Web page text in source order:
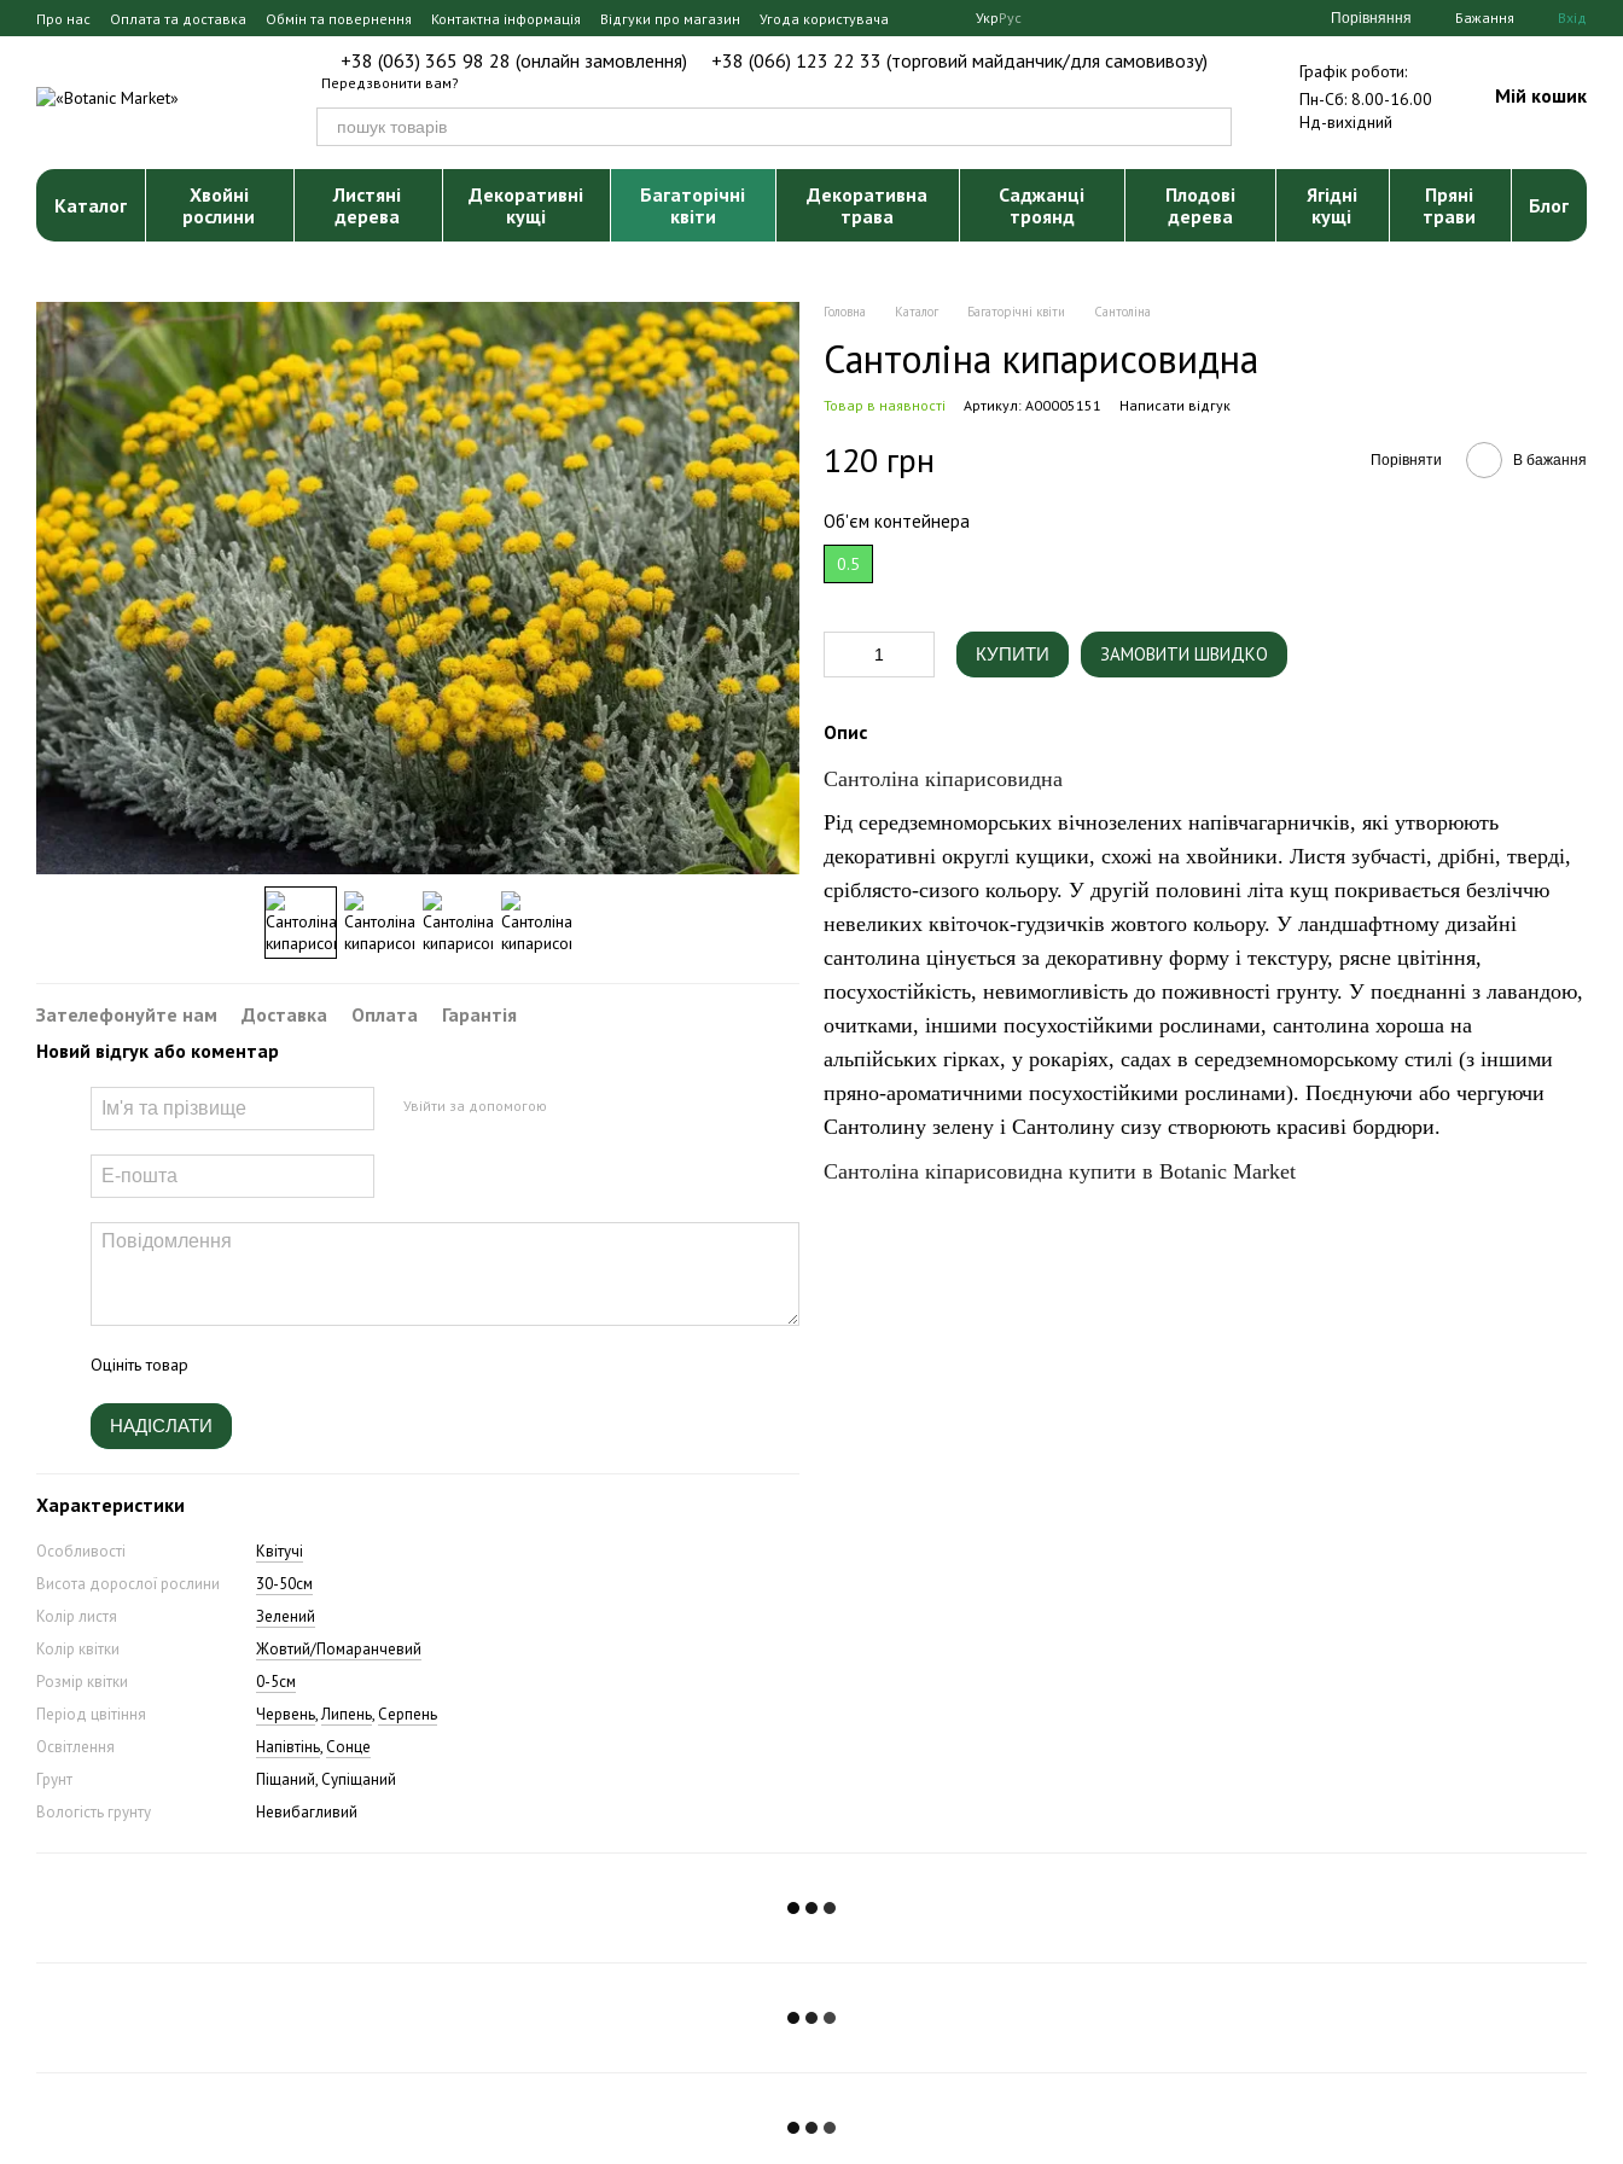
Перейти до основного контенту
Про нас Оплата та доставка Обмін та повернення Контактна інформація Відгуки про магазин Угода користувача УкрРус Порівняння Бажання Вхід
+38 (063) 365 98 28 (онлайн замовлення) +38 (066) 123 22 33 (торговий майданчик/для самовивозу)
Передзвонити вам?
Графік роботи:
Пн-Сб: 8.00-16.00
Нд-вихідний
Мій кошик
Каталог
Хвойні
рослини
Листяні
дерева
Декоративні
кущі
Багаторічні
квіти
Декоративна
трава
Саджанці
троянд
Плодові
дерева
Ягідні
кущі
Пряні
трави
Блог
Зателефонуйте нам Доставка Оплата
Гарантія
Новий відгук або коментар
Увійти за допомогою
Оцініть товар
НАДІСЛАТИ
Характеристики
Особливості
Квітучі
Висота дорослої рослини
30-50см
Колір листя
Зелений
Колір квітки
Жовтий/Помаранчевий
Розмір квітки
0-5см
Період цвітіння
Червень,Липень,Серпень
Освітлення
Напівтінь,Сонце
Грунт
Піщаний, Супіщаний
Вологість грунту
Невибагливий
Головна Каталог Багаторічні квіти Сантоліна
Сантоліна кипарисовидна
Товар в наявності Артикул: А00005151 Написати відгук
120 грн Порівняти В бажання
Об'єм контейнера
0.5
КУПИТИ ЗАМОВИТИ ШВИДКО
Опис
Сантоліна кіпарисовидна
Рід середземноморських вічнозелених напівчагарничків, які утворюють
декоративні округлі кущики, схожі на хвойники. Листя зубчасті, дрібні, тверді,
сріблясто-сизого кольору. У другій половині літа кущ покривається безліччю
невеликих квіточок-гудзичків жовтого кольору. У ландшафтному дизайні
сантолина цінується за декоративну форму і текстуру, рясне цвітіння,
посухостійкість, невимогливість до поживності грунту. У поєднанні з лавандою,
очитками, іншими посухостійкими рослинами, сантолина хороша на
альпійських гірках, у рокаріях, садах в середземноморському стилі (з іншими
пряно-ароматичними посухостійкими рослинами). Поєднуючи або чергуючи
Сантолину зелену і Сантолину сизу створюють красиві бордюри.
Сантоліна кіпарисовидна купити в Botanic Market